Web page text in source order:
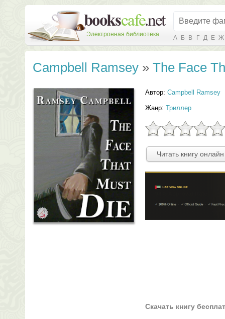
Электронная библиотека А Б В Г Д Е Ж
Campbell Ramsey » The Face
Автор: Campbell Ramsey
Жанр: Триллер
Читать книгу
Скачать книгу